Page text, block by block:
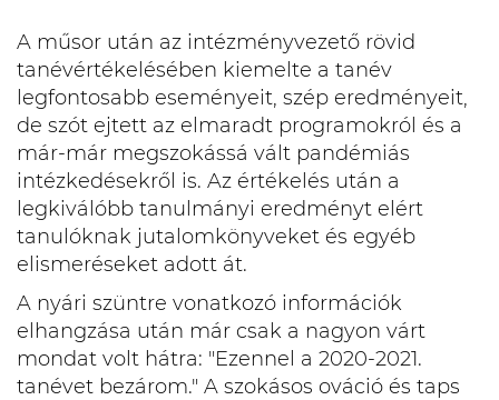
A műsor után az intézményvezető rövid
tanévértékelésében kiemelte a tanév
legfontosabb eseményeit, szép eredményeit,
de szót ejtett az elmaradt programokról és a
már-már megszokássá vált pandémiás
intézkedésekről is. Az értékelés után a
legkiválóbb tanulmányi eredményt elért
tanulóknak jutalomkönyveket és egyéb
elismeréseket adott át.
A nyári szüntre vonatkozó információk
elhangzása után már csak a nagyon várt
mondat volt hátra: "Ezennel a 2020-2021.
tanévet bezárom." A szokásos ováció és taps